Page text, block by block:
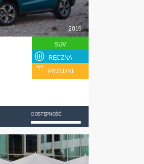
2016
SUV
RĘCZNA
PRZEDNI
DOSTĘPNOŚĆ